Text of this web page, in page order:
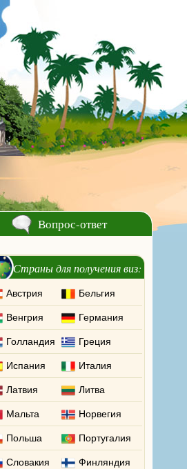
Вопрос-ответ
Страны для получения виз:
Австрия Бельгия
Венгрия Германия
Голландия Греция
Испания Италия
Латвия Литва
Мальта Норвегия
Польша Португалия
Словакия Финляндия